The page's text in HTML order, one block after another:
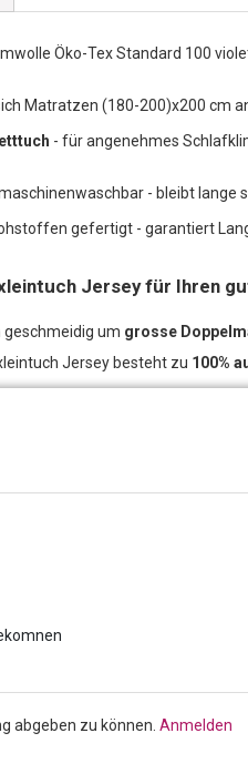
Öko-Tex Standard 100
Matratzen (180-200)x200 cm
- für angenehmes
- bleibt lange
gefertigt - garantiert
Jersey für Ihren
geschmeidig um grosse
Jersey besteht zu 100%
abgeben zu können. Anmelden